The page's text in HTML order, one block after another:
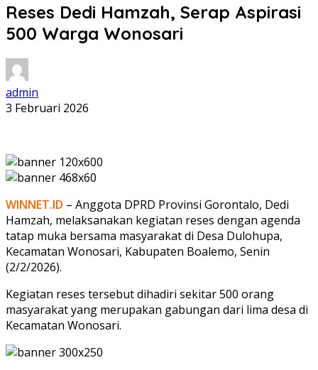
Reses Dedi Hamzah, Serap Aspirasi
500 Warga Wonosari
admin
3 Februari 2026
WINNET.ID – Anggota DPRD Provinsi Gorontalo, Dedi
Hamzah, melaksanakan kegiatan reses dengan agenda
tatap muka bersama masyarakat di Desa Dulohupa,
Kecamatan Wonosari, Kabupaten Boalemo, Senin
(2/2/2026).
Kegiatan reses tersebut dihadiri sekitar 500 orang
masyarakat yang merupakan gabungan dari lima desa di
Kecamatan Wonosari.